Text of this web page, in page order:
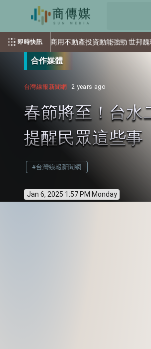
即時快訊
亞太商用不動產投資動能強勁 世邦魏理仕
合作媒體
台灣線報新聞網 2 years ago
春節將至！台水
提醒民眾這些事
#台灣線報新聞網
Jan 6, 2025 1:57 PM Monday